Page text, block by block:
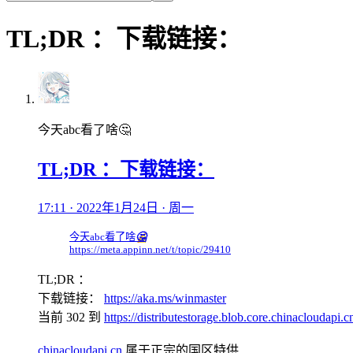
TL;DR ：下载链接：
今天abc看了啥🤔
TL;DR ：下载链接：
17:11 · 2022年1月24日 · 周一
今天abc看了啥🤔
https://meta.appinn.net/t/topic/29410
TL;DR ：
下载链接： https://aka.ms/winmaster
当前 302 到 https://
chinacloudapi.cn 属于正宗的国区特供